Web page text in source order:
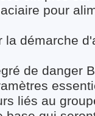
pour
la démarche
de danger
liés au